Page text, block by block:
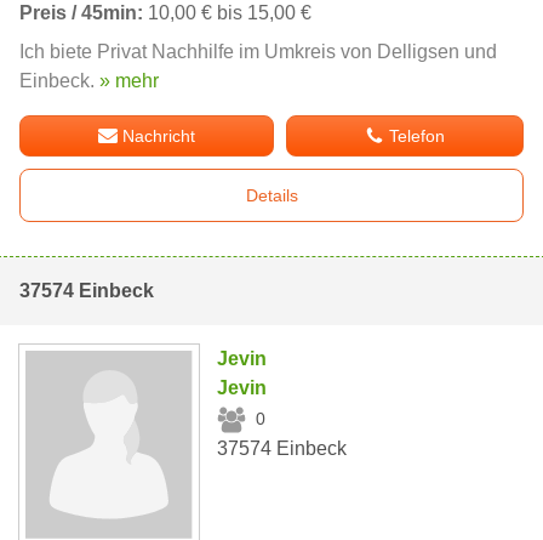
Preis / 45min: 10,00 € bis 15,00 €
Ich biete Privat Nachhilfe im Umkreis von Delligsen und
Einbeck. » mehr
Nachricht Telefon
Details
37574 Einbeck
Jevin
Jevin
0
37574 Einbeck